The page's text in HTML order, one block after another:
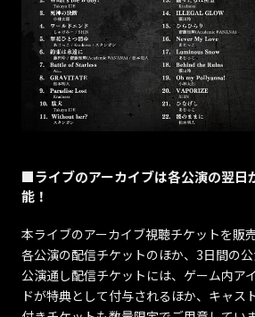
■ライブのアーカイブは各公演の翌日
能！
本ライブのアーカイブ視聴チケットを販売
各公演の配信チケットのほか、3日間の
公演通し配信チケットには、ゲーム内ア
ドが特典として付与されるほか、キャス